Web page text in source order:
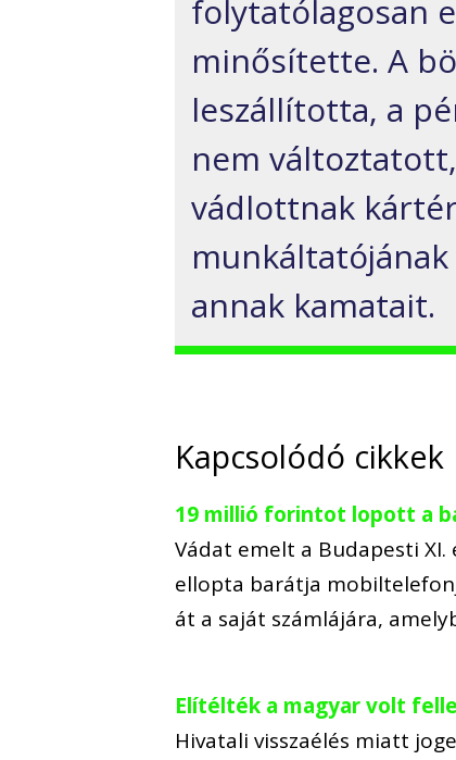
folytatólagosan
minősítette. A
leszállította, a
nem
vádlottnak
annak kamatait.
Kapcsolódó cikkek
19 millió forintot lopott a
Vádat emelt a Budapesti XI.
ellopta barátja
át a saját számlájára,
Elítélték a magyar volt
Hivatali visszaélés miatt